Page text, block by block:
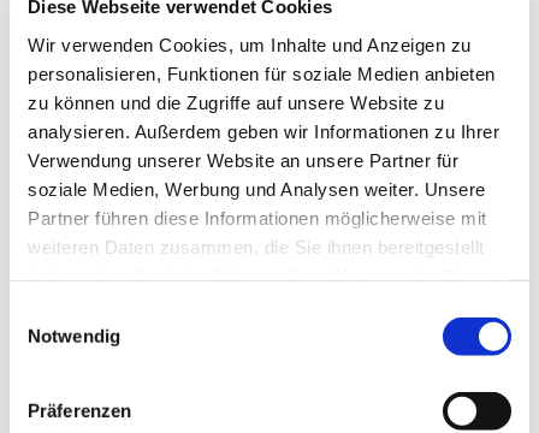
Diese Webseite verwendet Cookies
Wir verwenden Cookies, um Inhalte und Anzeigen zu
personalisieren, Funktionen für soziale Medien anbieten
zu können und die Zugriffe auf unsere Website zu
analysieren. Außerdem geben wir Informationen zu Ihrer
Verwendung unserer Website an unsere Partner für
soziale Medien, Werbung und Analysen weiter. Unsere
Partner führen diese Informationen möglicherweise mit
weiteren Daten zusammen, die Sie ihnen bereitgestellt
Notwendig
Präferenzen
Dies könnte Sie auch
interessieren